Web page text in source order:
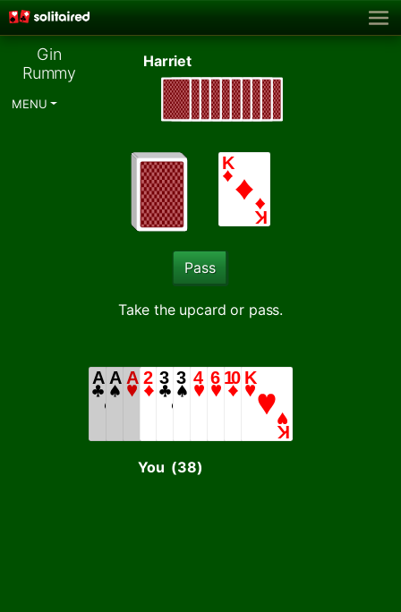
Gin
Rummy
MENU
Take the upcard or pass.
Pass
You (38)
Harriet